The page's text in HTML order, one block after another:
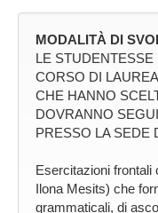
MODALITÀ DI
LE
CORSO DI
CHE HANNO
DOVRANNO
PRESSO LA SEDE
Esercitazioni frontali
Ilona Mesits) che
grammaticali, di